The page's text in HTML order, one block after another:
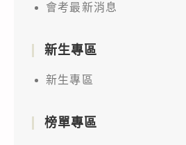
會考最新消息
新生專區
新生專區
榜單專區